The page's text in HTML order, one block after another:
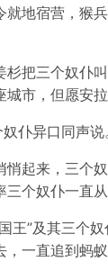
就地宿营，猴
杉把三个奴仆
城市，但愿安
仆异口同声说
悄起来，三个
个奴仆一直
王”及其三个
一直追到蚂蚁